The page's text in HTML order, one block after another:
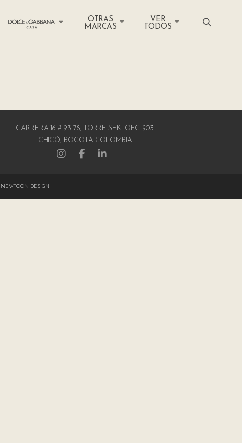
OTRAS
MARCAS
VER
TODOS
CARRERA 16 # 93-78, TORRE SEKI OFC. 903
CHICÓ, BOGOTÁ-COLOMBIA
NEWTOON DESIGN